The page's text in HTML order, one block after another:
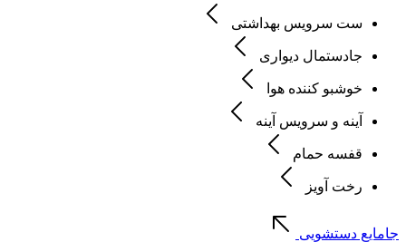
ست سرویس بهداشتی
جادستمال دیواری
خوشبو کننده هوا
آینه و سرویس آینه
قفسه حمام
رخت آویز
جامایع دستشویی